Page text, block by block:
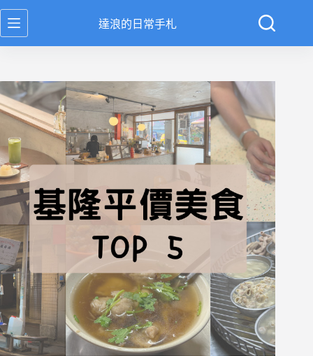
跳
至
容
達浪的日常手札